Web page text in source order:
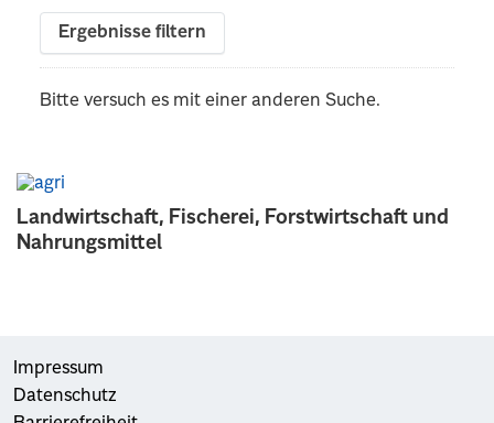
Landwirtschaft, Fischerei, Forstwirtschaft und
Nahrungsmittel
Ergebnisse filtern
Bitte versuch es mit einer anderen Suche.
Impressum
Datenschutz